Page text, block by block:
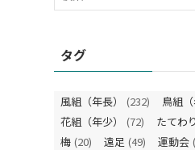
タグ
風組（年長） (232) 鳥組（
花組（年少）
(72) たてわ
梅 (20) 遠足 (49) 運動会